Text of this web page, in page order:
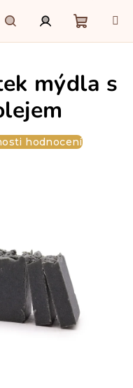
HledatPřihlášení
košík
mýdla s
hodnocení